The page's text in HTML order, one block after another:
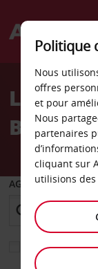
Welcome
Avis
Buena
AGENCE DE
Sélectionnez
Politique
Nous
offres
et pour
Nous
partenaires
cliquant sur
utilisions des